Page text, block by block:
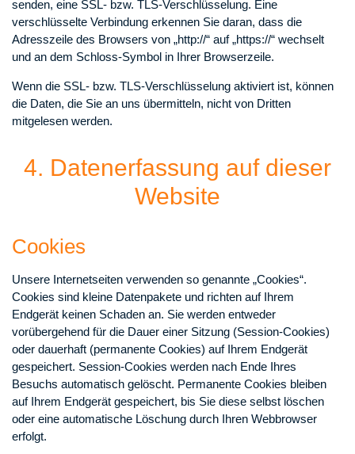
senden, eine SSL- bzw. TLS-Verschlüsselung. Eine
verschlüsselte Verbindung erkennen Sie daran, dass die
Adresszeile des Browsers von „http://“ auf „https://“ wechselt
und an dem Schloss-Symbol in Ihrer Browserzeile.
Wenn die SSL- bzw. TLS-Verschlüsselung aktiviert ist, können
die Daten, die Sie an uns übermitteln, nicht von Dritten
mitgelesen werden.
4. Datenerfassung auf dieser
Website
Cookies
Unsere Internetseiten verwenden so genannte „Cookies“.
Cookies sind kleine Datenpakete und richten auf Ihrem
Endgerät keinen Schaden an. Sie werden entweder
vorübergehend für die Dauer einer Sitzung (Session-Cookies)
oder dauerhaft (permanente Cookies) auf Ihrem Endgerät
gespeichert. Session-Cookies werden nach Ende Ihres
Besuchs automatisch gelöscht. Permanente Cookies bleiben
auf Ihrem Endgerät gespeichert, bis Sie diese selbst löschen
oder eine automatische Löschung durch Ihren Webbrowser
erfolgt.